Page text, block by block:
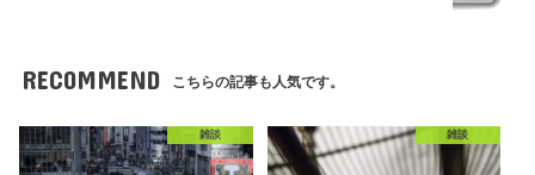
RECOMMEND こちらの記事も人気です。
雑談 雑談